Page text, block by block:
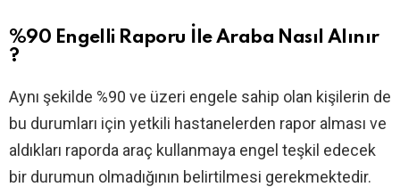
%90 Engelli Raporu İle Araba Nasıl Alınır
?
Aynı şekilde %90 ve üzeri engele sahip olan kişilerin de
bu durumları için yetkili hastanelerden rapor alması ve
aldıkları raporda araç kullanmaya engel teşkil edecek
bir durumun olmadığının belirtilmesi gerekmektedir.